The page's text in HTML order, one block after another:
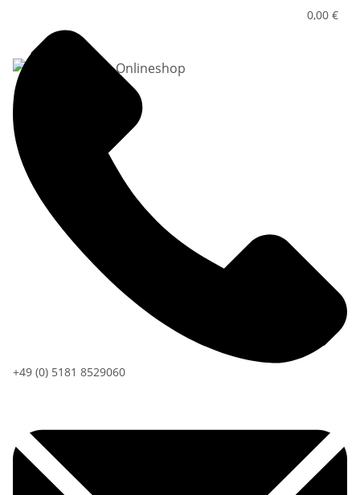
+49 (0) 5181 8529060
0,00 €